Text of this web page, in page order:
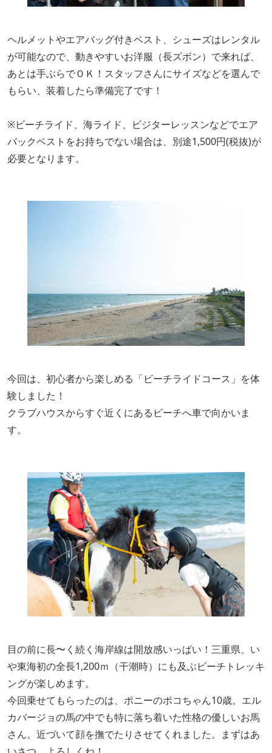
ヘルメットやエアバッグ付きベスト、シューズはレンタル
が可能なので、動きやすいお洋服（長ズボン）で来れば、
あとは手ぶらでＯＫ！スタッフさんにサイズなどを選んで
もらい、装着したら準備完了です！
※ビーチライド、海ライド、ビジターレッスンなどでエア
バックベストをお持ちでない場合は、別途1,500円(税抜)が
必要となります。
今回は、初心者から楽しめる「ビーチライドコース」を体
験しました！
クラブハウスからすぐ近くにあるビーチへ車で向かいま
す。
目の前に長〜く続く海岸線は開放感いっぱい！三重県、い
や東海初の全長1,200ｍ（干潮時）にも及ぶビーチトレッキ
ングが楽しめます。
今回乗せてもらったのは、ポニーのポコちゃん10歳。エル
カバージョの馬の中でも特に落ち着いた性格の優しいお馬
さん。近づいて顔を撫でたりさせてくれました。まずはあ